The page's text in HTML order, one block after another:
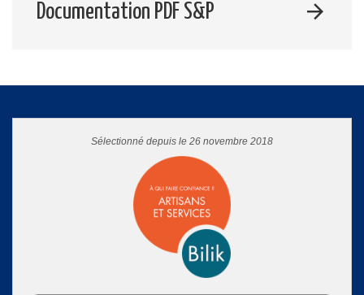
Documentation PDF S&P
Sélectionné depuis le 26 novembre 2018